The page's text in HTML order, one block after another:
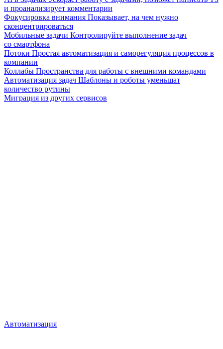
и проанализирует комментарии
Фокусировка внимания Показывает, на чем нужно
сконцентрироваться
Мобильные задачи Контролируйте выполнение задач
со смартфона
Потоки Простая автоматизация и саморегуляция процессов в
компании
Коллабы Пространства для работы с внешними командами
Автоматизация задач Шаблоны и роботы уменьшат
количество рутины
Миграция из других сервисов
Автоматизация